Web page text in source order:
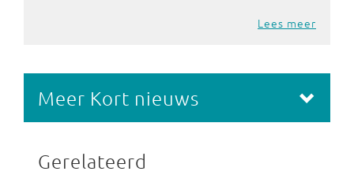
Lees meer
Meer Kort nieuws
Gerelateerd